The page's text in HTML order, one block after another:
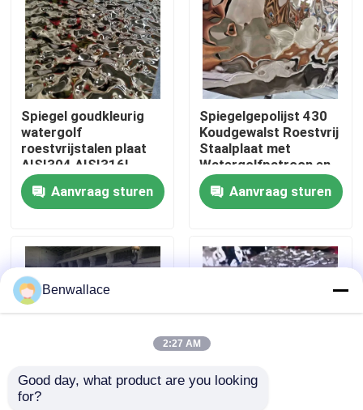
Video's
Over ons
fabriekstour
Kwaliteitscontrole
Neem contact met ons op
Nieuws
Vraag een offerte
Spiegel goudkleurig
watergolf
roestvrijstalen plaat
AISI304 AISI316L
voor plafonddecoratie
Aanvraag sturen
Spiegelgepolijst 430
Koudgewalst Roestvrij
Staalplaat met
Watergolfpatroon en
PVD-kleur
Aanvraag sturen
JIS Gekeurd Gepolijst
Benwallace
2:27 AM
Good day, what product are you looking
for?